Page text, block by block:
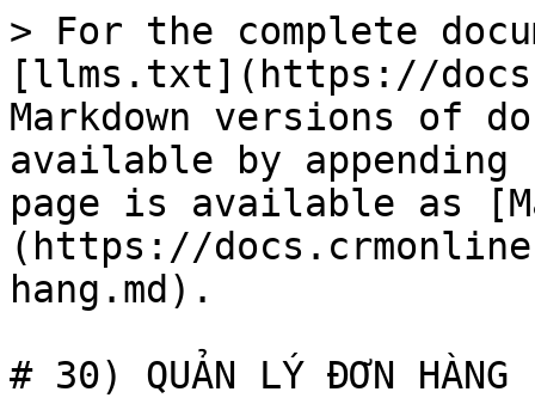
> For the complete
[llms.txt](https://
Markdown versions of
available by
page is available as
(https://
hang.md).
# 30) QUẢN LÝ ĐƠN HÀNG